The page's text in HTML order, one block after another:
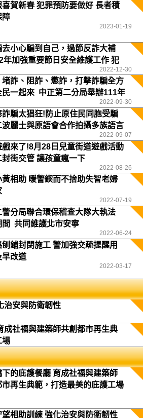
喜賀新春 犯罪預防要做好 長者積
障
2023-01-19
去小心騙到自己，過節反詐大補
年加強重要節日安全維護工作 犯
2022-12-30
堵詐、阻詐、懲詐，打擊詐騙全方
民一起來 中正第二分局舉辦111年
2022-09-30
詐騙太猖狂!防止原住民同胞受騙
波麗士與原語會合作拍攝多族語言
2022-09-07
戲來了!8月28日兒童街道遊戲活動
封街交管 讓孩童瘋一下
2022-08-26
黃相助 暖警鍥而不捨助失智老婦
2022-07-19
警分局聯合環保稽查大隊大執法
間 共同維護北市安寧
2022-06-24
鋪封閉施工 警加強交疏提醒用
早改道
2022-03-17
治安與防衛韌性
成社福與建築師共創都市再生典
場
下的庇護餐廳 育成社福與建築師
市再生典範，打造最美的庇護工場
望相助訓練 強化治安與防衛韌性